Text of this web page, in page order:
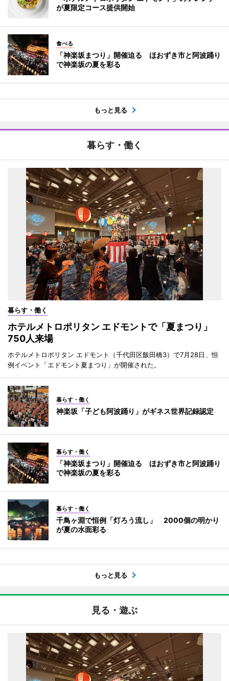
が夏限定コース提供開始
食べる
「神楽坂まつり」開催迫る ほおずき市と阿波踊り
で神楽坂の夏を彩る
もっと見る
暮らす・働く
暮らす・働く
ホテルメトロポリタン エドモントで「夏まつり」
750人来場
ホテルメトロポリタン エドモント（千代田区飯田橋3）で7月28日、恒
例イベント「エドモント夏まつり」が開催された。
暮らす・働く
神楽坂「子ども阿波踊り」がギネス世界記録認定
暮らす・働く
「神楽坂まつり」開催迫る ほおずき市と阿波踊り
で神楽坂の夏を彩る
暮らす・働く
千鳥ヶ淵で恒例「灯ろう流し」 2000個の明かり
が夏の水面彩る
もっと見る
見る・遊ぶ